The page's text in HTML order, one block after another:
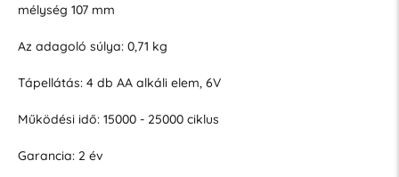
mélység 107 mm
Az adagoló súlya: 0,71 kg
Tápellátás: 4 db AA alkáli elem, 6V
Működési idő: 15000 - 25000 ciklus
Garancia: 2 év